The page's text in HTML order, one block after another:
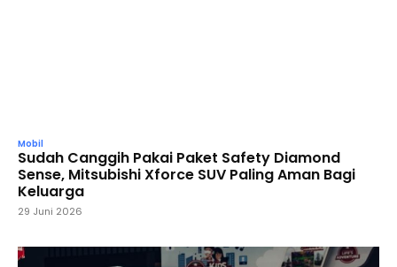
Mobil
Sudah Canggih Pakai Paket Safety Diamond
Sense, Mitsubishi Xforce SUV Paling Aman Bagi
Keluarga
29 Juni 2026